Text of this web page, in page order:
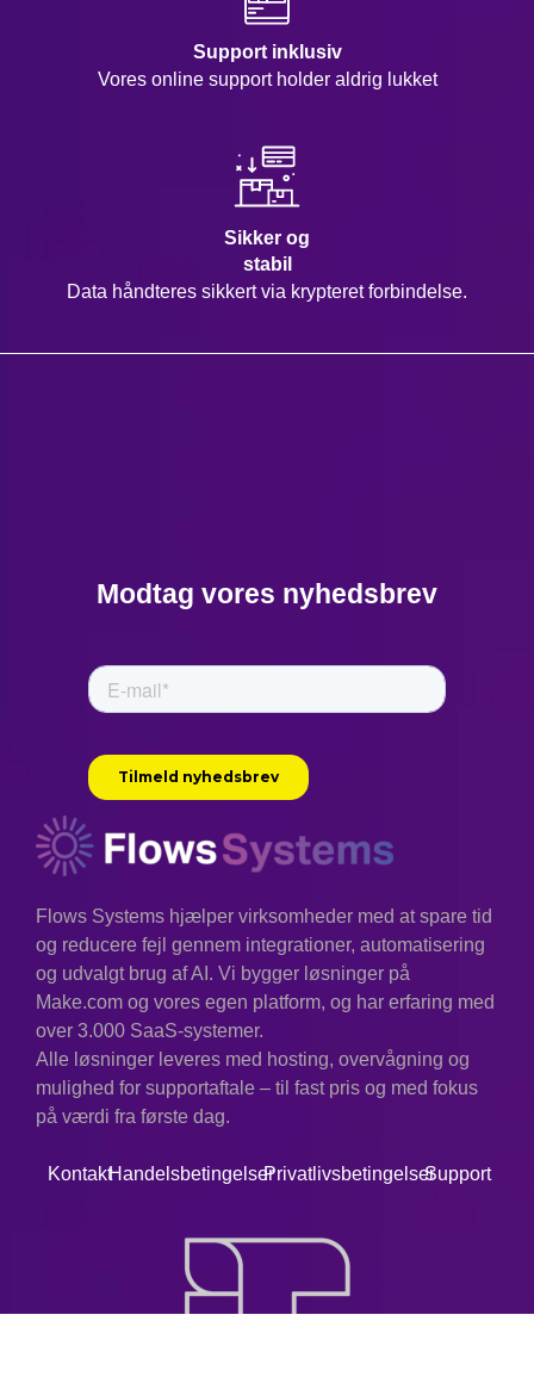
Support inklusiv
Vores online support holder aldrig lukket
Sikker og
stabil
Data håndteres sikkert via krypteret forbindelse.
Modtag vores nyhedsbrev
Flows Systems hjælper virksomheder med at spare tid
og reducere fejl gennem integrationer, automatisering
og udvalgt brug af AI. Vi bygger løsninger på
Make.com og vores egen platform, og har erfaring med
over 3.000 SaaS-systemer.
Alle løsninger leveres med hosting, overvågning og
mulighed for supportaftale – til fast pris og med fokus
på værdi fra første dag.
KontaktHandelsbetingelserPrivatlivsbetingelserSupport